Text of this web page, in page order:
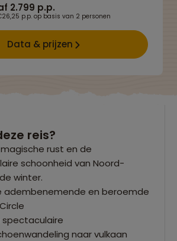
2.799 p.p.
p.p. op basis van 2 personen
Data & prijzen
reis?
rust en de
schoonheid van Noord-
winter.
adembenemende en beroemde
spectaculaire
naar vulkaan